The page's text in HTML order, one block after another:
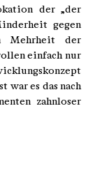
der „der
gegen
Mehrheit der
einfach nur
war es das nach
zahnloser